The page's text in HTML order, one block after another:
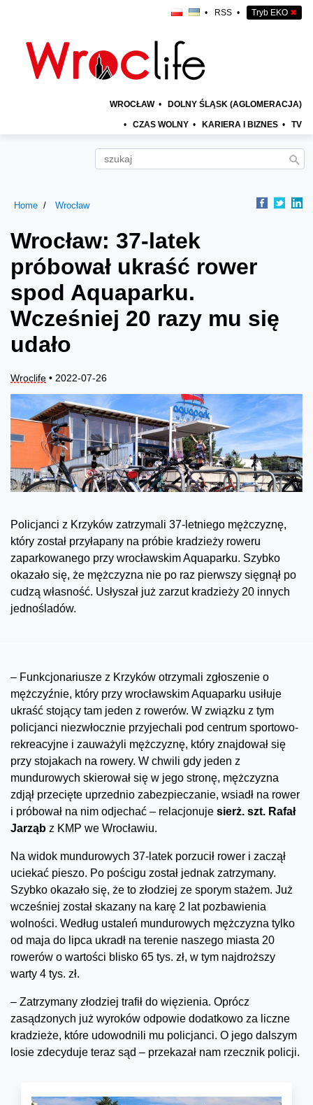
• RSS • Tryb EKO ✖
WROCŁAW • DOLNY ŚLĄSK (AGLOMERACJA)
• CZAS WOLNY • KARIERA I BIZNES • TV
Home Wrocław
Wrocław: 37-latek
próbował ukraść rower
spod Aquaparku.
Wcześniej 20 razy mu się
udało
Wroclife • 2022-07-26
Policjanci z Krzyków zatrzymali 37-letniego mężczyznę,
który został przyłapany na próbie kradzieży roweru
zaparkowanego przy wrocławskim Aquaparku. Szybko
okazało się, że mężczyzna nie po raz pierwszy sięgnął po
cudzą własność. Usłyszał już zarzut kradzieży 20 innych
jednośladów.
– Funkcjonariusze z Krzyków otrzymali zgłoszenie o
mężczyźnie, który przy wrocławskim Aquaparku usiłuje
ukraść stojący tam jeden z rowerów. W związku z tym
policjanci niezwłocznie przyjechali pod centrum sportowo-
rekreacyjne i zauważyli mężczyznę, który znajdował się
przy stojakach na rowery. W chwili gdy jeden z
mundurowych skierował się w jego stronę, mężczyzna
zdjął przecięte uprzednio zabezpieczanie, wsiadł na rower
i próbował na nim odjechać – relacjonuje sierż. szt. Rafał
Jarząb z KMP we Wrocławiu.
Na widok mundurowych 37-latek porzucił rower i zaczął
uciekać pieszo. Po pościgu został jednak zatrzymany.
Szybko okazało się, że to złodziej ze sporym stażem. Już
wcześniej został skazany na karę 2 lat pozbawienia
wolności. Według ustaleń mundurowych mężczyzna tylko
od maja do lipca ukradł na terenie naszego miasta 20
rowerów o wartości blisko 65 tys. zł, w tym najdroższy
warty 4 tys. zł.
– Zatrzymany złodziej trafił do więzienia. Oprócz
zasądzonych już wyroków odpowie dodatkowo za liczne
kradzieże, które udowodnili mu policjanci. O jego dalszym
losie zdecyduje teraz sąd – przekazał nam rzecznik policji.